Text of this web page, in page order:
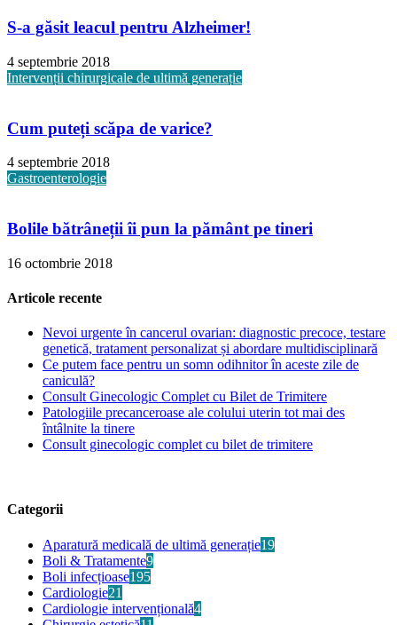
S-a găsit leacul pentru Alzheimer!
4 septembrie 2018
Intervenții chirurgicale de ultimă generație
Cum puteți scăpa de varice?
4 septembrie 2018
Gastroenterologie
Bolile bătrâneții îi pun la pământ pe tineri
16 octombrie 2018
Articole recente
Nevoi urgente în cancerul ovarian: diagnostic precoce, testare
genetică, tratament personalizat și abordare multidisciplinară
Ce putem face pentru un somn odihnitor în aceste zile de
caniculă?
Consult Ginecologic Complet cu Bilet de Trimitere
Patologiile precanceroase ale colului uterin tot mai des
întâlnite la tinere
Consult ginecologic complet cu bilet de trimitere
Categorii
Aparatură medicală de ultimă generație19
Boli & Tratamente9
Boli infecțioase195
Cardiologie21
Cardiologie intervențională4